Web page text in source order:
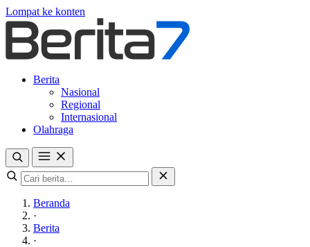
Lompat ke konten
Berita
Nasional
Regional
Internasional
Olahraga
Beranda
·
Berita
·